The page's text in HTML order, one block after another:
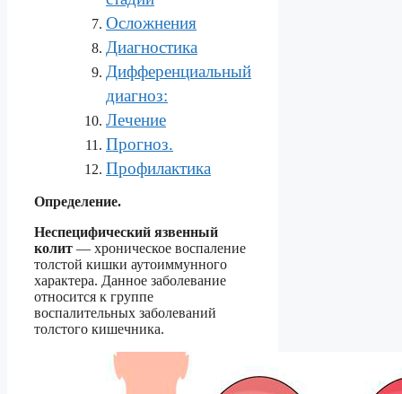
Осложнения
Диагностика
Дифференциальный
диагноз:
Лечение
Прогноз.
Профилактика
Определение.
Неспецифический язвенный
колит — хроническое воспаление
толстой кишки аутоиммунного
характера. Данное заболевание
относится к группе
воспалительных заболеваний
толстого кишечника.